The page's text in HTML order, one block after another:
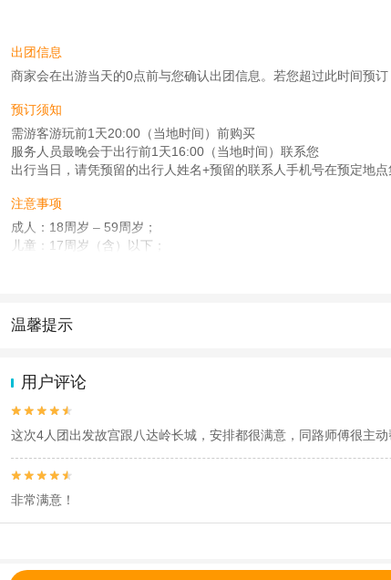
出团信息
商家会在出游当天的0点前与您确认出团信息。若您超过此时间预
预订须知
需游客游玩前1天20:00（当地时间）前购买
服务人员最晚会于出行前1天16:00（当地时间）联系您
出行当日，请凭预留的出行人姓名+预留的联系人手机号在预定地
注意事项
成人：18周岁 – 59周岁；
儿童：17周岁（含）以下；
本产品由青岛驿路同行国际旅行社有限公司代理招徕，委托社为乐圣天下国
温馨提示
2.为普及旅游安全知识及旅游文明公约，使您的旅程顺利圆满完成，
用户评论


这次4人团出发故宫跟八达岭长城，安排都很满意，同路师傅很主


非常满意！